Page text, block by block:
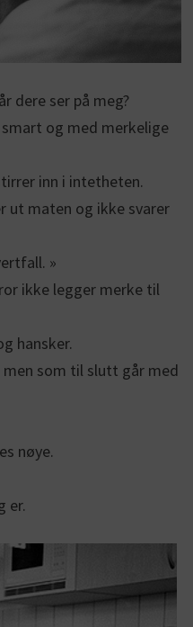
dere ser på meg?
og med merkelige
inn i intetheten.
ut maten og ikke svarer
»
ikke legger merke til
hansker.
men som til slutt går med
nøye.
er.